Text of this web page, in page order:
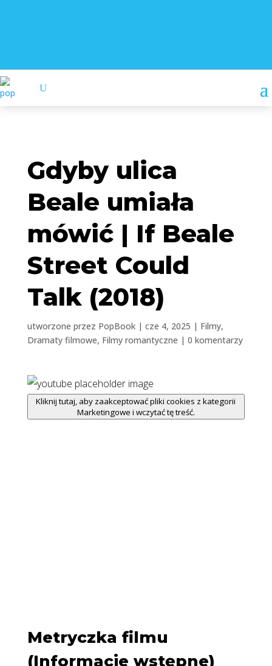
Gdyby ulica
Beale umiała
mówić | If Beale
Street Could
Talk (2018)
utworzone przez PopBook| cze 4, 2025 | Filmy,
Dramaty filmowe, Filmy romantyczne | 0 komentarzy
Kliknij tutaj, aby zaakceptować pliki cookies z kategorii
Marketingowe i wczytać tę treść.
Metryczka filmu
(Informacje wstępne)